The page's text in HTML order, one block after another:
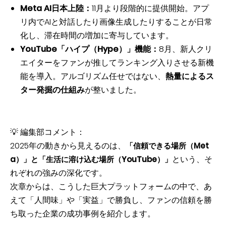
Meta AI日本上陸： 11月より段階的に提供開始。アプ
リ内でAIと対話したり画像生成したりすることが日常
化し、滞在時間の増加に寄与しています。
YouTube「ハイプ（Hype）」機能： 8月、新人クリ
エイターをファンが推してランキング入りさせる新機
能を導入。アルゴリズム任せではない、 熱量によるス
ター発掘の仕組みが整いました。
💡 編集部コメント：
2025年の動きから見えるのは、
「信頼できる場所（Met
a）」と「生活に溶け込む場所（YouTube）」 という、そ
れぞれの強みの深化です。
次章からは、こうした巨大プラットフォームの中で、あ
えて「人間味」や「実益」で勝負し、ファンの信頼を勝
ち取った企業の成功事例を紹介します。